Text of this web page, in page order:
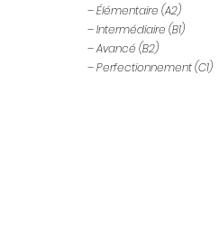
– Élémentaire (A2)
– Intermédiaire (B1)
– Avancé (B2)
– Perfectionnement (C1)